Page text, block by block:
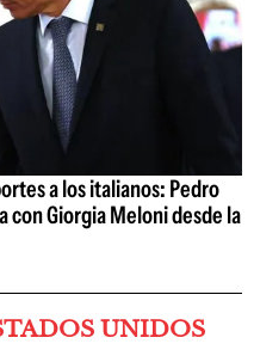
a los italianos: Pedro
con Giorgia Meloni desde la
UNIDOS